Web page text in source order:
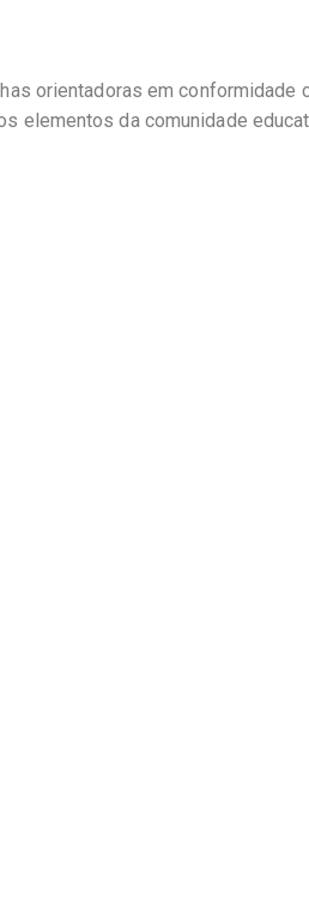
orientadoras em conformidade
elementos da comunidade